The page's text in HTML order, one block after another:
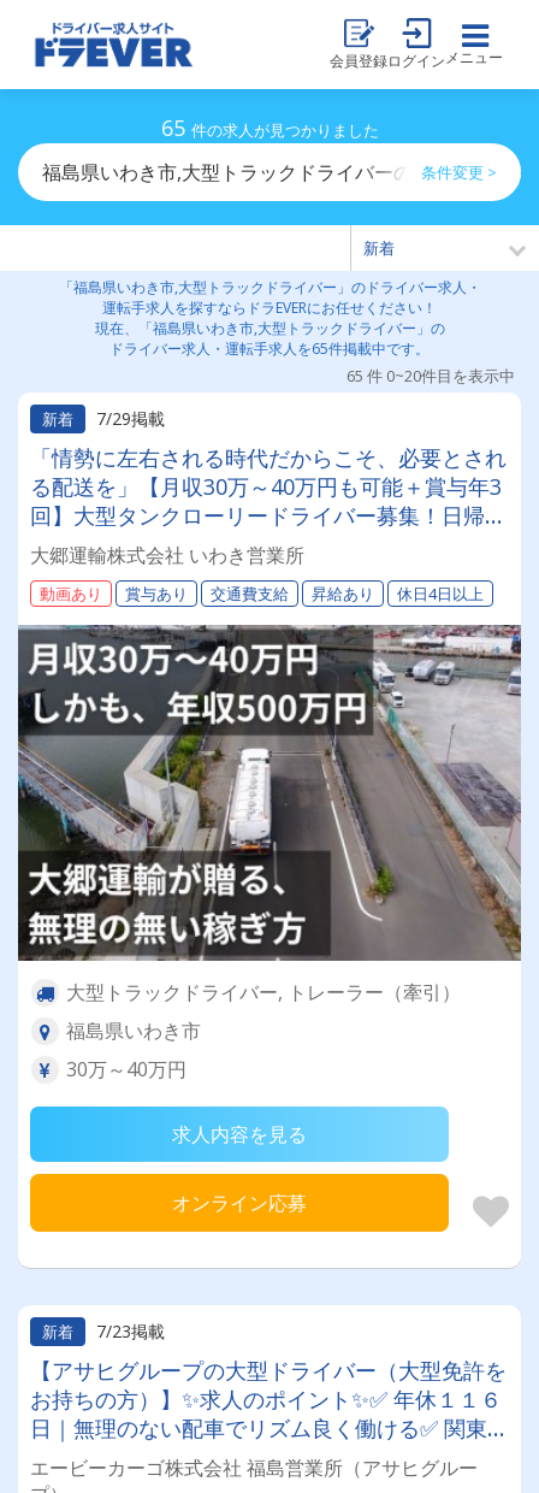
会員登録ログイン メニュー
65 件の求人が見つかりました
福島県いわき市,大型トラックドライバーのドライバー求
条件変更 >
「福島県いわき市,大型トラックドライバー」のドライバー求人・
運転手求人を探すならドラEVERにお任せください！
現在、「福島県いわき市,大型トラックドライバー」の
ドライバー求人・運転手求人を65件掲載中です。
65 件 0~20件目を表示中
新着
7/29掲載
「情勢に左右される時代だからこそ、必要とされ
る配送を」【月収30万～40万円も可能＋賞与年3
回】大型タンクローリードライバー募集！日帰り
運行メインで毎日帰宅OK◎家族手当・医療保険
など福利厚生も充実！
大郷運輸株式会社 いわき営業所
動画あり 賞与あり 交通費支給 昇給あり 休日4日以上
大型トラックドライバー, トレーラー（牽引）
福島県いわき市
30万～40万円
求人内容を見る
オンライン応募
新着 7/23掲載
【アサヒグループの大型ドライバー（大型免許を
お持ちの方）】✨求人のポイント✨✅ 年休１１６
日｜無理のない配車でリズム良く働ける✅ 関東圏
が中心｜１日1～2件の工場・センター間輸送✅
作業負担軽減｜パレット中心だから運転に集中で
エービーカーゴ株式会社 福島営業所（アサヒグルー